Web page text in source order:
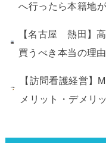
へ行ったら本籍地
【名古屋 熱田】
買うべき本当の理
【訪問看護経営】
メリット・デメリ